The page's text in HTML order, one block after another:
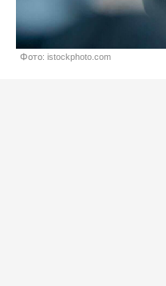
Фото: istockphoto.com